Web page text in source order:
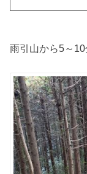
雨引山から5～10